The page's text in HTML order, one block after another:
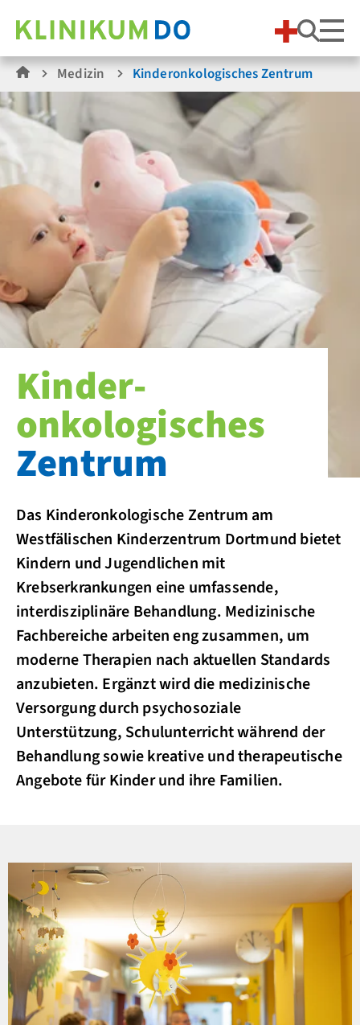
Medizin Kinder­onkologisches Zentrum
Kinder­
onkologisches
Zentrum
Das Kinderonkologische Zentrum am
Westfälischen Kinderzentrum Dortmund bietet
Kindern und Jugendlichen mit
Krebserkrankungen eine umfassende,
interdisziplinäre Behandlung. Medizinische
Fachbereiche arbeiten eng zusammen, um
moderne Therapien nach aktuellen Standards
anzubieten. Ergänzt wird die medizinische
Versorgung durch psychosoziale
Unterstützung, Schulunterricht während der
Behandlung sowie kreative und therapeutische
Angebote für Kinder und ihre Familien.